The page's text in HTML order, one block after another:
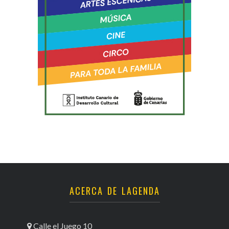
ACERCA DE LAGENDA
Calle el Juego 10